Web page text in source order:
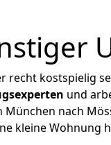
recht kostspielig
und
nach
kleine Wohnung